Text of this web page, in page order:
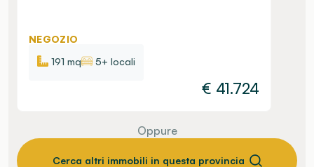
NEGOZIO
191 mq
5+ locali
€ 41.724
Oppure
Cerca altri immobili in questa provincia